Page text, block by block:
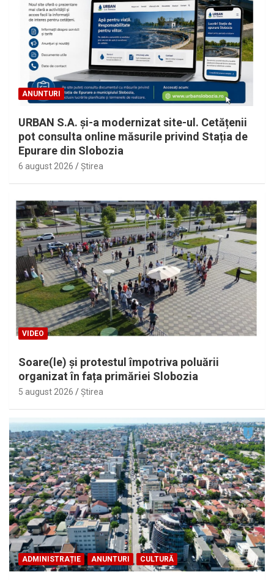
ANUNTURI
URBAN S.A. și-a modernizat site-ul. Cetățenii
pot consulta online măsurile privind Stația de
Epurare din Slobozia
6 august 2026 Ştirea
VIDEO
Soare(le) și protestul împotriva poluării
organizat în fața primăriei Slobozia
5 august 2026 Ştirea
ADMINISTRAȚIE ANUNTURI CULTURĂ